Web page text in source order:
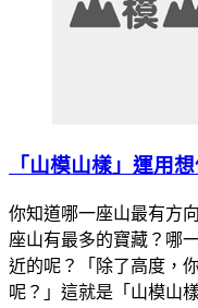
「山模山樣」運用
你知道哪一座山最有方
座山有最多的寶藏？哪
近的呢？「除了高度，
呢？」這就是「山模山